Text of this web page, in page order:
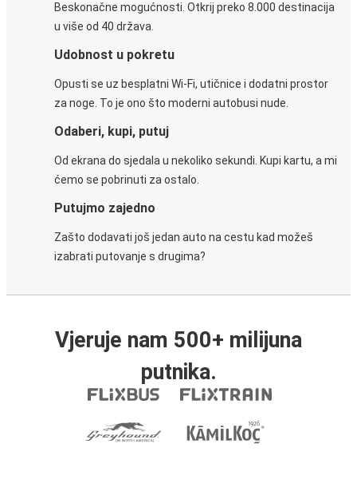
Beskonačne mogućnosti. Otkrij preko 8.000 destinacija
u više od 40 država.
Udobnost u pokretu
Opusti se uz besplatni Wi-Fi, utičnice i dodatni prostor
za noge. To je ono što moderni autobusi nude.
Odaberi, kupi, putuj
Od ekrana do sjedala u nekoliko sekundi. Kupi kartu, a mi
ćemo se pobrinuti za ostalo.
Putujmo zajedno
Zašto dodavati još jedan auto na cestu kad možeš
izabrati putovanje s drugima?
Vjeruje nam 500+ milijuna
putnika.